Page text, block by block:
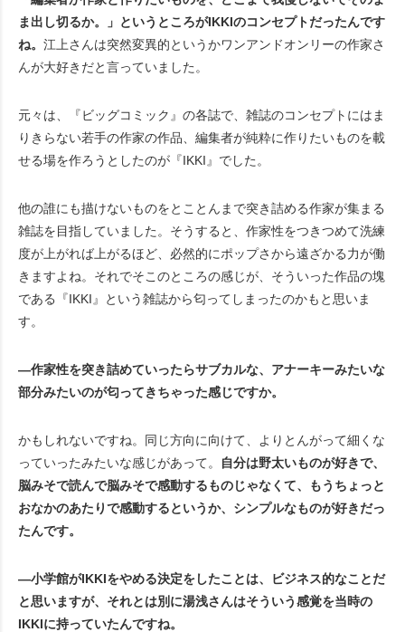
ま出し切るか。」というところがIKKIのコンセプトだったんです
ね。 江上さんは突然変異的というかワンアンドオンリーの作家さ
んが大好きだと言っていました。
元々は、『ビッグコミック』の各誌で、雑誌のコンセプトにはま
りきらない若手の作家の作品、編集者が純粋に作りたいものを載
せる場を作ろうとしたのが『IKKI』でした。
他の誰にも描けないものをとことんまで突き詰める作家が集まる
雑誌を目指していました。そうすると、作家性をつきつめて洗練
度が上がれば上がるほど、必然的にポップさから遠ざかる力が働
きますよね。それでそこのところの感じが、そういった作品の塊
である『IKKI』という雑誌から匂ってしまったのかもと思いま
す。
―作家性を突き詰めていったらサブカルな、アナーキーみたいな
部分みたいのが匂ってきちゃった感じですか。
かもしれないですね。同じ方向に向けて、よりとんがって細くな
っていったみたいな感じがあって。
自分は野太いものが好きで、
脳みそで読んで脳みそで感動するものじゃなくて、もうちょっと
おなかのあたりで感動するというか、シンプルなものが好きだっ
たんです。
―小学館がIKKIをやめる決定をしたことは、ビジネス的なことだ
と思いますが、それとは別に湯浅さんはそういう感覚を当時の
IKKIに持っていたんですね。